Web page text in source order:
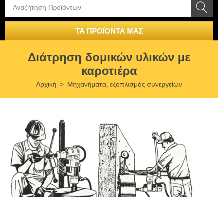
ΤΑ ΠΡΟΪΟΝΤΑ ΜΑΣ
Διάτρηση δομικών υλικών με
καροτιέρα
Αρχική > Μηχανήματα, εξοπλισμός συνεργείων